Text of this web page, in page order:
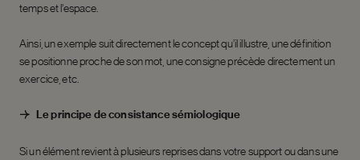
temps et l’espace.
Ainsi, un exemple suit directement le concept qu’il illustre, une définition
se positionne proche de son mot, une consigne précède directement un
exercice, etc.
Le principe de consistance sémiologique
Si un élément revient à plusieurs reprises dans votre support ou dans une